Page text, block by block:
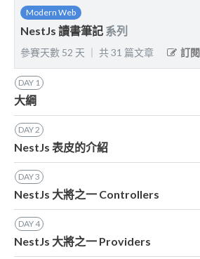
Modern Web
NestJs 讀書筆記 系列
參賽天數 52 天 共31 篇文章 訂閱
DAY 1
大綱
DAY2
NestJs 表皮的介紹
DAY3
NestJs 大將之一 Controllers
DAY4
NestJs 大將之一 Providers